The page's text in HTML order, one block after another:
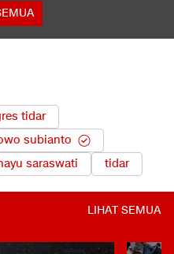
tidar
subianto
saraswati tidar
LIHAT SEMUA